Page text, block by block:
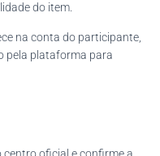
do item.
na conta do participante,
pela plataforma para